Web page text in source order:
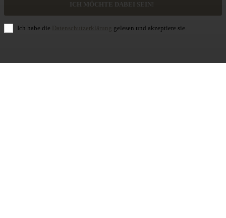
ICH MÖCHTE DABEI SEIN!
Ich habe die Datenschutzerklärung gelesen und akzeptiere sie.